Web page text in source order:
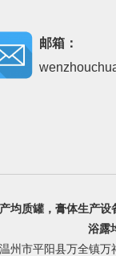
邮箱：
均质罐 ， 膏体生产设
浴露
州市平阳县万全镇